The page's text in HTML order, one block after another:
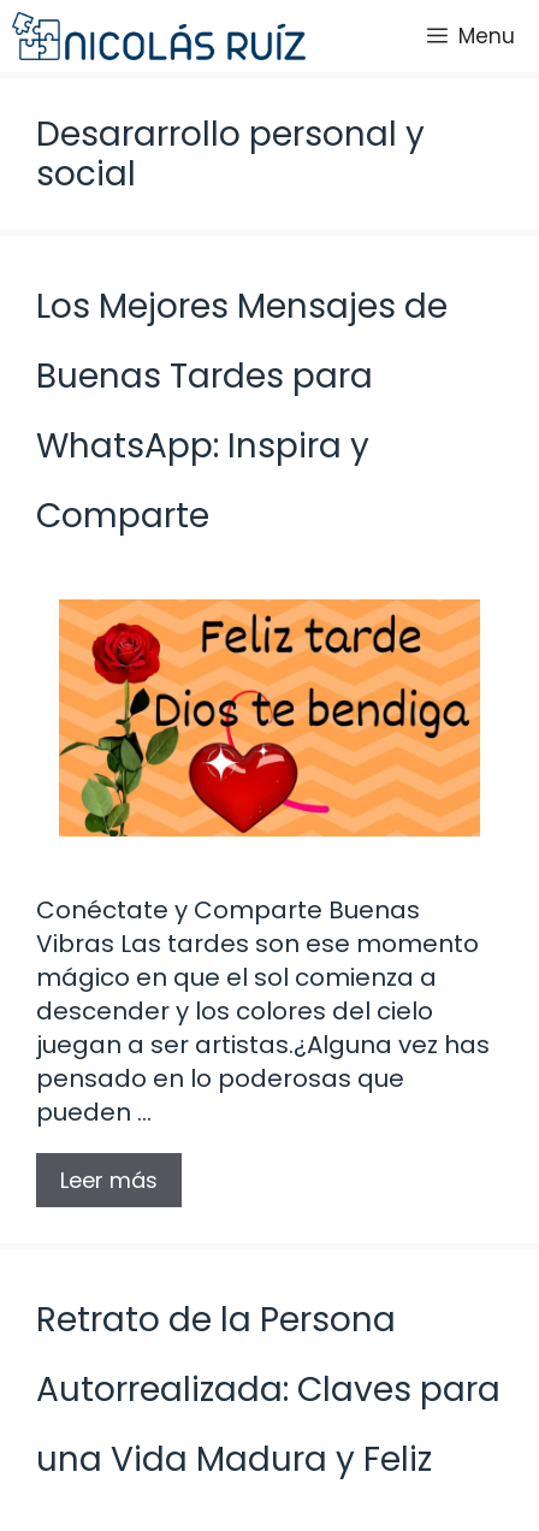
Saltar
al
Menu
Desararrollo personal y
social
Los Mejores Mensajes de
Buenas Tardes para
WhatsApp: Inspira y
Comparte
Conéctate y Comparte Buenas
Vibras Las tardes son ese momento
mágico en que el sol comienza a
descender y los colores del cielo
juegan a ser artistas.¿Alguna vez has
pensado en lo poderosas que
pueden …
Leer más
Retrato de la Persona
Autorrealizada: Claves para
una Vida Madura y Feliz